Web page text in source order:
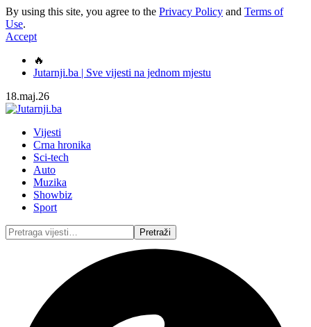
By using this site, you agree to the Privacy Policy and Terms of
Use.
Accept
🔥
Jutarnji.ba | Sve vijesti na jednom mjestu
18.maj.26
Vijesti
Crna hronika
Sci-tech
Auto
Muzika
Showbiz
Sport